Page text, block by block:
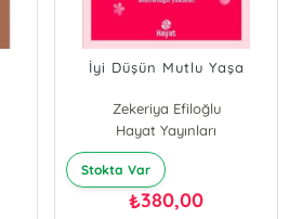
İyi Düşün Mutlu Yaşa
Zekeriya Efiloğlu
Hayat Yayınları
Stokta Var
₺380,00